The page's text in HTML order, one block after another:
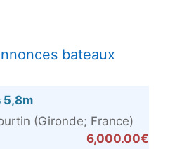
bateaux
5,8m
(Gironde; France)
6,000.00€